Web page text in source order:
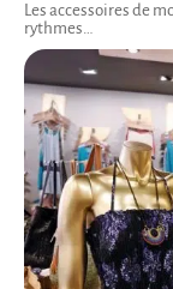
Les accessoires de
rythmes…